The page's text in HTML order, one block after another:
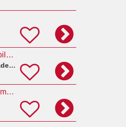
Koordinator Breiten- und Betriebssanitäterausbildung (w/m/d)
ASB Arbeiter-Samariter-Bund Landesverband Baden-Württemberg e.V.
Betriebssanitäter für Unternehmenssicherheit (m/w/d)